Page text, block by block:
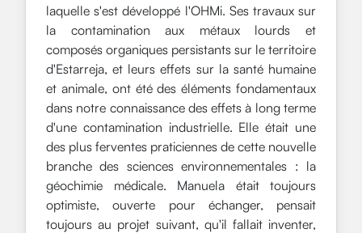
laquelle s'est développé l'OHMi. Ses travaux sur
la contamination aux métaux lourds et
composés organiques persistants sur le territoire
d'Estarreja, et leurs effets sur la santé humaine
et animale, ont été des éléments fondamentaux
dans notre connaissance des effets à long terme
d'une contamination industrielle. Elle était une
des plus ferventes praticiennes de cette nouvelle
branche des sciences environnementales : la
géochimie médicale. Manuela était toujours
optimiste, ouverte pour échanger, pensait
toujours au projet suivant, qu'il fallait inventer,